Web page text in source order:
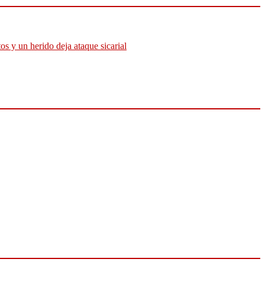
y un herido deja ataque sicarial